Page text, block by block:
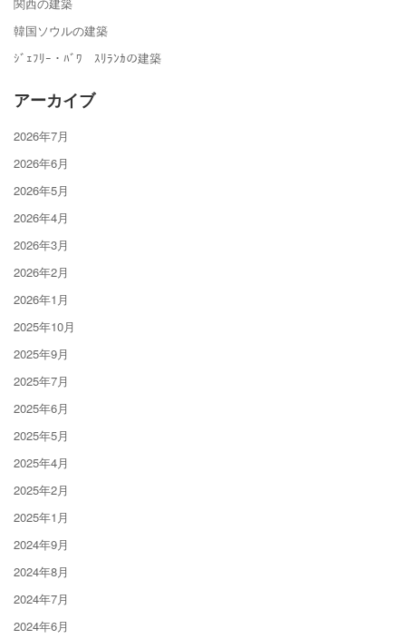
韓国ソウルの建築
ｼﾞｪﾌﾘｰ・ﾊﾞﾜ ｽﾘﾗﾝｶの建築
アーカイブ
2026年7月
2026年6月
2026年5月
2026年4月
2026年3月
2026年2月
2026年1月
2025年10月
2025年9月
2025年7月
2025年6月
2025年5月
2025年4月
2025年2月
2025年1月
2024年9月
2024年8月
2024年7月
2024年6月